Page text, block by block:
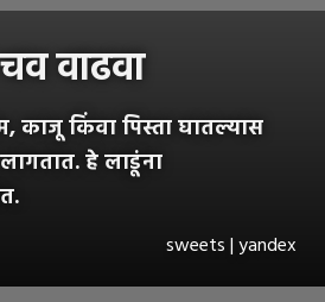
वाढवा
काजू किंवा पिस्ता घातल्यास
हे लाडूंना
sweets | yandex